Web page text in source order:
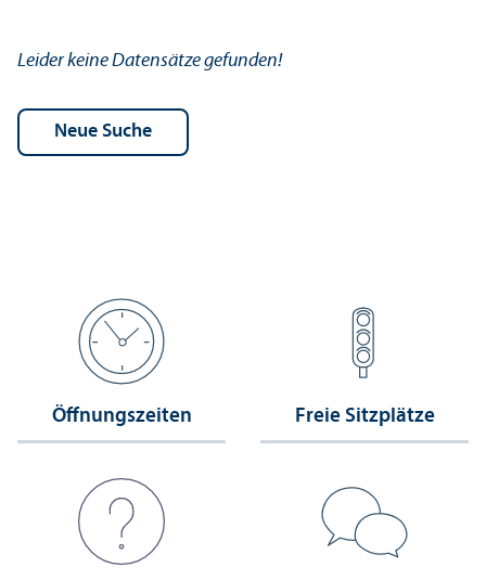
Leider keine Datensätze gefunden!
Öffnungs­zeiten Freie Sitzplätze